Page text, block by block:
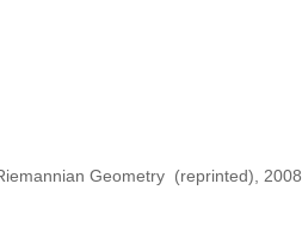
Geometry (reprinted), 2008